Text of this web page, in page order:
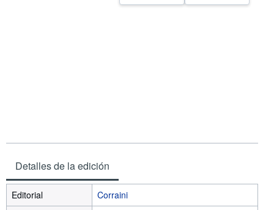
Detalles de la edición
Editorial
Corraini